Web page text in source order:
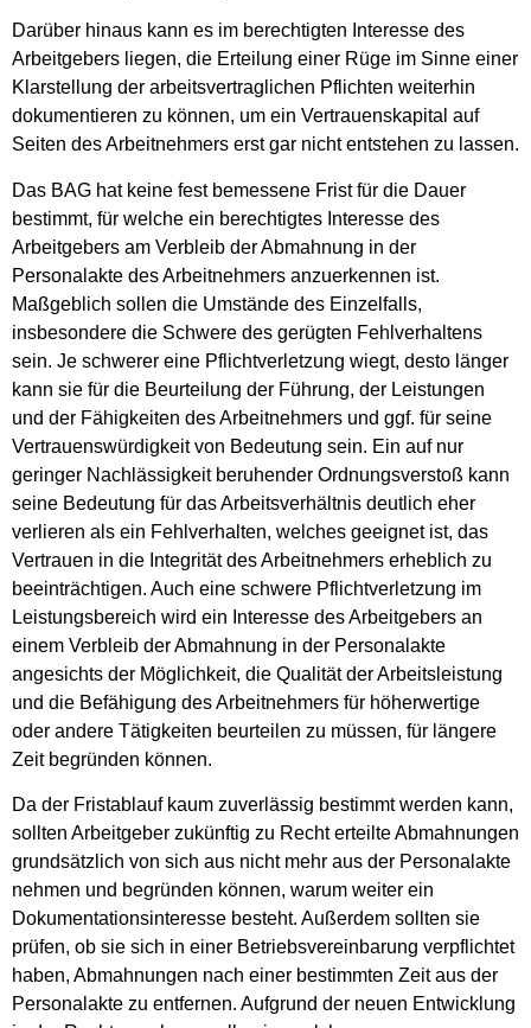
Darüber hinaus kann es im berechtigten Interesse des
Arbeitgebers liegen, die Erteilung einer Rüge im Sinne einer
Klarstellung der arbeitsvertraglichen Pflichten weiterhin
dokumentieren zu können, um ein Vertrauenskapital auf
Seiten des Arbeitnehmers erst gar nicht entstehen zu lassen.
Das BAG hat keine fest bemessene Frist für die Dauer
bestimmt, für welche ein berechtigtes Interesse des
Arbeitgebers am Verbleib der Abmahnung in der
Personalakte des Arbeitnehmers anzuerkennen ist.
Maßgeblich sollen die Umstände des Einzelfalls,
insbesondere die Schwere des gerügten Fehlverhaltens
sein. Je schwerer eine Pflichtverletzung wiegt, desto länger
kann sie für die Beurteilung der Führung, der Leistungen
und der Fähigkeiten des Arbeitnehmers und ggf. für seine
Vertrauenswürdigkeit von Bedeutung sein. Ein auf nur
geringer Nachlässigkeit beruhender Ordnungsverstoß kann
seine Bedeutung für das Arbeitsverhältnis deutlich eher
verlieren als ein Fehlverhalten, welches geeignet ist, das
Vertrauen in die Integrität des Arbeitnehmers erheblich zu
beeinträchtigen. Auch eine schwere Pflichtverletzung im
Leistungsbereich wird ein Interesse des Arbeitgebers an
einem Verbleib der Abmahnung in der Personalakte
angesichts der Möglichkeit, die Qualität der Arbeitsleistung
und die Befähigung des Arbeitnehmers für höherwertige
oder andere Tätigkeiten beurteilen zu müssen, für längere
Zeit begründen können.
Da der Fristablauf kaum zuverlässig bestimmt werden kann,
sollten Arbeitgeber zukünftig zu Recht erteilte Abmahnungen
grundsätzlich von sich aus nicht mehr aus der Personalakte
nehmen und begründen können, warum weiter ein
Dokumentationsinteresse besteht. Außerdem sollten sie
prüfen, ob sie sich in einer Betriebsvereinbarung verpflichtet
haben, Abmahnungen nach einer bestimmten Zeit aus der
Personalakte zu entfernen. Aufgrund der neuen Entwicklung